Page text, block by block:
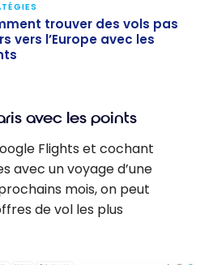
trouver des vols pas
vers l’Europe avec les
avec les points
Flights et cochant
avec un voyage d’une
mois, on peut
de vol les plus